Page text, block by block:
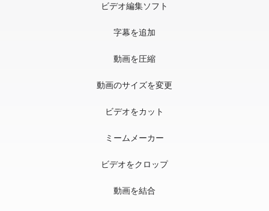
ビデオ編集ソフト
字幕を追加
動画を圧縮
動画のサイズを変更
ビデオをカット
ミームメーカー
ビデオをクロップ
動画を結合